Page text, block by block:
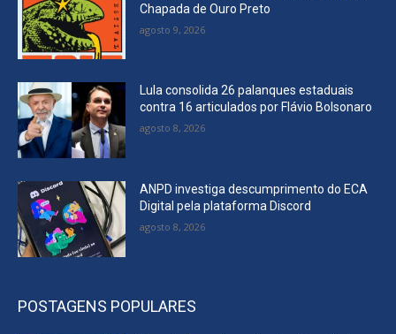
Chapada de Ouro Preto
agosto 9, 2026
Lula consolida 26 palanques estaduais
contra 16 articulados por Flávio Bolsonaro
agosto 8, 2026
ANPD investiga descumprimento do ECA
Digital pela plataforma Discord
agosto 8, 2026
POSTAGENS POPULARES